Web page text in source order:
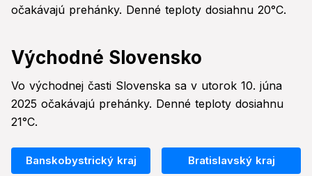
očakávajú prehánky. Denné teploty dosiahnu 20°C.
Východné Slovensko
Vo východnej časti Slovenska sa v utorok 10. júna
2025 očakávajú prehánky. Denné teploty dosiahnu
21°C.
Banskobystrický kraj Bratislavský kraj